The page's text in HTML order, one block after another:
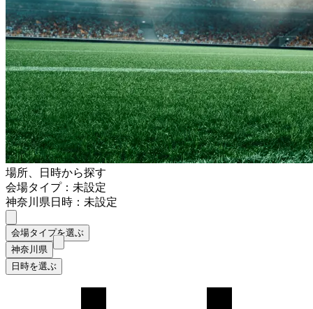
場所、日時から探す
会場タイプ：未設定
神奈川県日時：未設定
会場タイプを選ぶ
神奈川県
日時を選ぶ